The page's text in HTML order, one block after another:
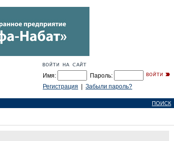
Имя:
Пароль:
Регистрация
Забыли пароль?
ПОИСК